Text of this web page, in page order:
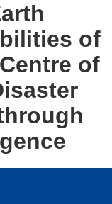
of
of